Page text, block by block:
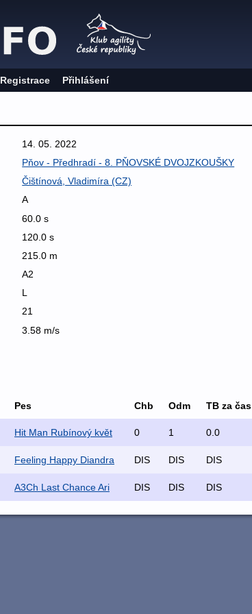
Registrace Přihlášení
14. 05. 2022
Pňov - Předhradí - 8. PŇOVSKÉ DVOJZKOUŠKY
Čištínová, Vladimíra (CZ)
A
60.0 s
120.0 s
215.0 m
A2
L
21
3.58 m/s
Pes Chb Odm TB za čas
Hit Man Rubínový květ 0 1 0.0
Feeling Happy Diandra DIS DIS DIS
A3Ch Last Chance Ari DIS DIS DIS